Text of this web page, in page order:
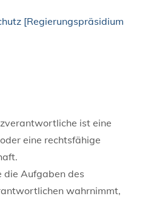
[Regierungspräsidium
ist eine
eine rechtsfähige
die Aufgaben des
wahrnimmt,